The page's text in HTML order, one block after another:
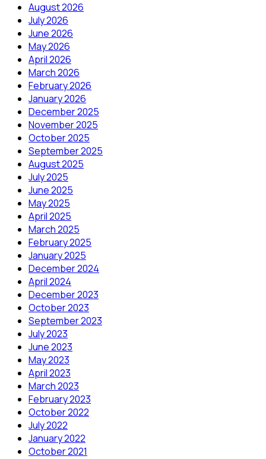
August 2026
July 2026
June 2026
May 2026
April 2026
March 2026
February 2026
January 2026
December 2025
November 2025
October 2025
September 2025
August 2025
July 2025
June 2025
May 2025
April 2025
March 2025
February 2025
January 2025
December 2024
April 2024
December 2023
October 2023
September 2023
July 2023
June 2023
May 2023
April 2023
March 2023
February 2023
October 2022
July 2022
January 2022
October 2021